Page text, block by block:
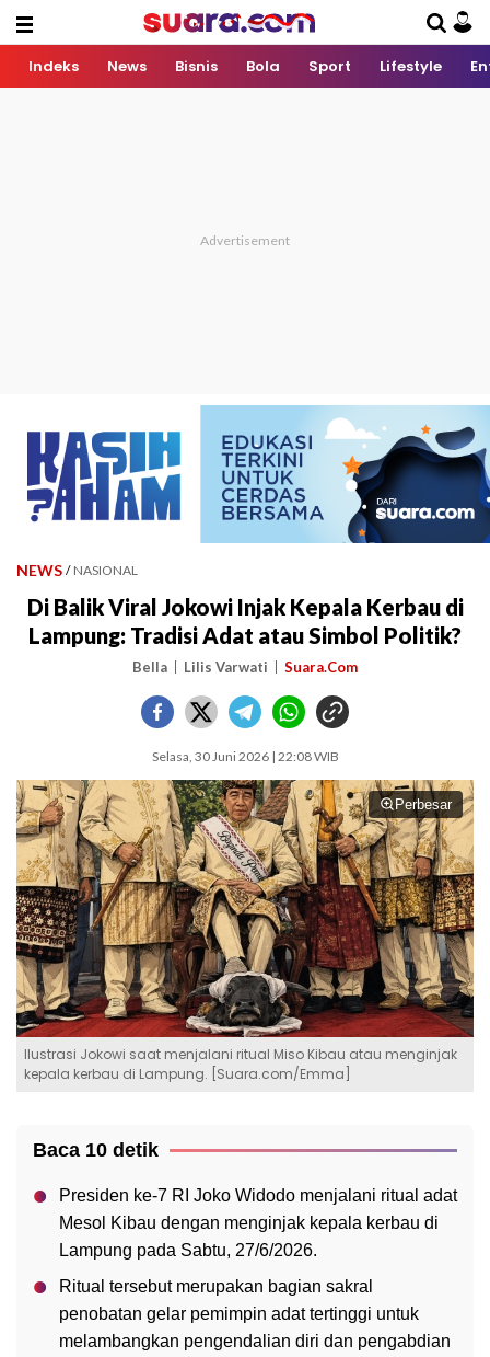
Indeks News Bisnis Bola Sport Lifestyle
NEWS / NASIONAL
Di Balik Viral Jokowi Injak Kepala Kerbau di
Lampung: Tradisi Adat atau Simbol Politik?
Bella Lilis Varwati Suara.Com
Selasa, 30 Juni 2026 | 22:08 WIB
Perbesar
Ilustrasi Jokowi saat menjalani ritual Miso Kibau atau menginjak
kepala kerbau di Lampung. [Suara.com/Emma]
Baca 10 detik
Presiden ke-7 RI Joko Widodo menjalani ritual adat
Mesol Kibau dengan menginjak kepala kerbau di
Lampung pada Sabtu, 27/6/2026.
Ritual tersebut merupakan bagian sakral
penobatan gelar pemimpin adat tertinggi untuk
melambangkan pengendalian diri dan pengabdian